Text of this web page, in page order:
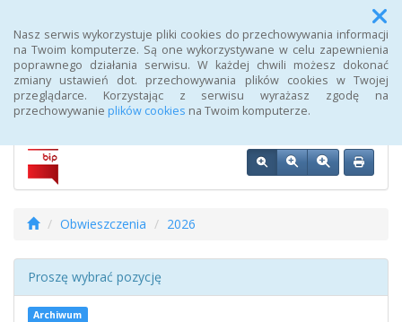
Nasz serwis wykorzystuje pliki cookies do przechowywania informacji
na Twoim komputerze. Są one wykorzystywane w celu zapewnienia
poprawnego działania serwisu. W każdej chwili możesz dokonać
zmiany ustawień dot. przechowywania plików cookies w Twojej
przeglądarce. Korzystając z serwisu wyrażasz zgodę na
przechowywanie plików cookies na Twoim komputerze.
Menu
Biuletyn Informacji Publicznej 107 Szpitala Wojskowego z
Przychodnią SPZOZ w Wałczu
Obwieszczenia 2026
Proszę wybrać pozycję
Archiwum